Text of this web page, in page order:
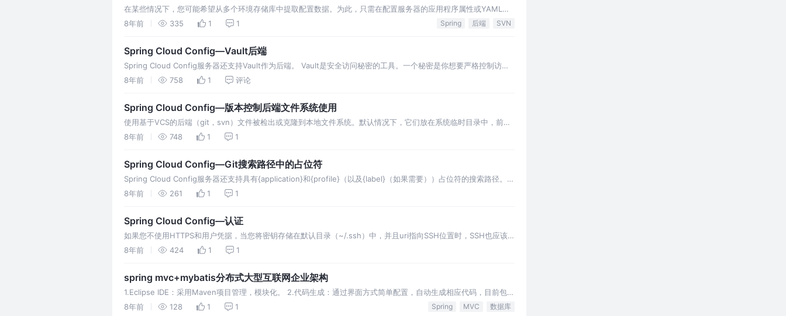
在某些情况下，您可能希望从多个环境存储库中提取配置数据。为此，只需在配置服务器的应用程序属性或YAML文
件中启用多个配置文件即可。例如，如果您要从Git存储库以及SVN存储库中提取配置数据，那么您将为配置服务器
8年前 335 1 1 Spring 后端 SVN
Spring Cloud Config—Vault后端
Spring Cloud Config服务器还支持Vault作为后端。 Vault是安全访问秘密的工具。一个秘密是你想要严格控制访问
的任何东西，如API密钥，密码，证书等等。Vault为任何秘密提供统一的界面，同时提供严格的访问控制和记录详细
8年前 758 1 评论
Spring Cloud Config—版本控制后端文件系统使用
使用基于VCS的后端（git，svn）文件被检出或克隆到本地文件系统。默认情况下，它们放在系统临时目录中，前缀
为config-repo-。在linux上，例如可以是/tmp/config-repo-。一些操作系统会定期清除临时目录。这可能会导致意
8年前 748 1 1
Spring Cloud Config—Git搜索路径中的占位符
Spring Cloud Config服务器还支持具有{application}和{profile}（以及{label}（如果需要））占位符的搜索路径。
例： 在资源库中搜索与目录（以及顶级）相同名称的文件。通配符在具有占位符的搜索路径中也是有效的（搜索中包
8年前 261 1 1
Spring Cloud Config—认证
如果您不使用HTTPS和用户凭据，当您将密钥存储在默认目录（~/.ssh）中，并且uri指向SSH位置时，SSH也应该
开箱即用，例如“ git@github.com：配置/云配置”。必须在~/.ssh/known_hosts文件中存在Git服务器的条目，并且
8年前 424 1 1
spring mvc+mybatis分布式大型互联网企业架构
1.Eclipse IDE：采用Maven项目管理，模块化。 2.代码生成：通过界面方式简单配置，自动生成相应代码，目前包括
三种生成方式（增删改查）：单表、一对多、树结构。生成后的代码如果不需要注意美观程度，生成后即可用。 js框
8年前 128 1 1 Spring MVC 数据库